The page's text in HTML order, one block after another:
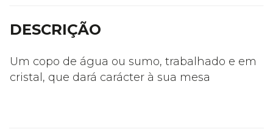
DESCRIÇÃO
Um copo de água ou sumo, trabalhado e em
cristal, que dará carácter à sua mesa